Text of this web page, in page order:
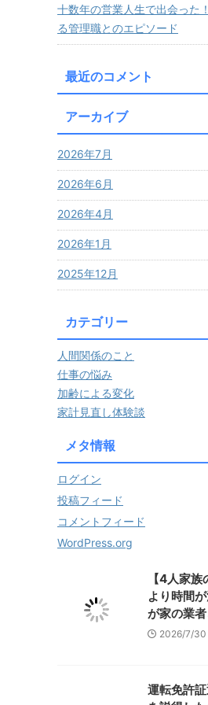
十数年の営業人生で出会った
る管理職とのエピソード
最近のコメント
アーカイブ
2026年7月
2026年6月
2026年4月
2026年1月
2025年12月
カテゴリー
人間関係のこと
仕事の悩み
加齢による変化
家計見直し体験談
メタ情報
ログイン
投稿フィード
コメントフィード
WordPress.org
【4人家
より時間
が家の業
2026/7/30
運転免許